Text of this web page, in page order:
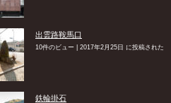
出雲路鞍馬口
10件のビュー 2017年2月25日 に投稿された
鉄輪掛石